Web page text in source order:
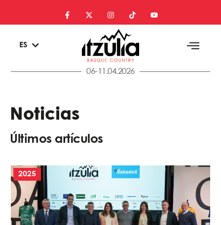
ES
EN
06-11.04.2026
Noticias
Últimos artículos
2025